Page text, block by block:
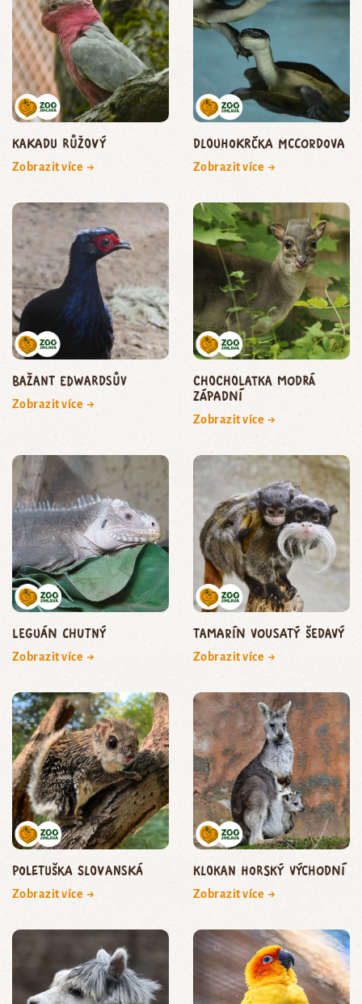
kakadu růžový
Zobrazit více →
dlouhokrčka McCordova
Zobrazit více →
bažant edwardsův
Zobrazit více →
Chocholatka modrá
západní
Zobrazit více →
leguán chutný
Zobrazit více →
Tamarín vousatý šedavý
Zobrazit více →
Poletuška slovanská
Zobrazit více →
Klokan horský východní
Zobrazit více →